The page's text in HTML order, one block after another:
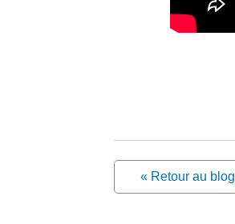
« Retour au blog